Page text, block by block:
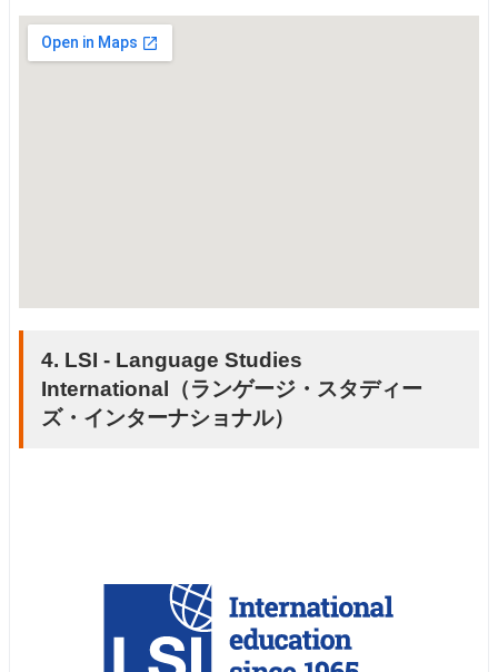
4. LSI - Language Studies
International（ランゲージ・スタディー
ズ・インターナショナル）